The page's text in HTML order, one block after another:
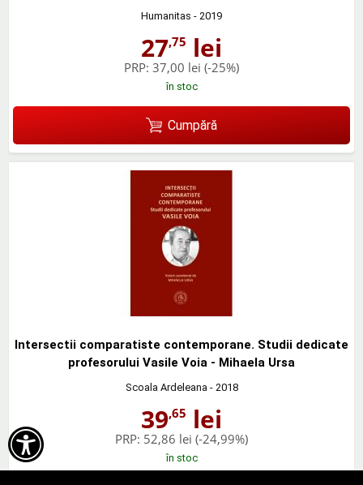

Humanitas - 2019
27,75 lei
PRP: 37,00 lei (-25%)
în stoc
Cumpără
Intersectii comparatiste contemporane. Studii dedicate
profesorului Vasile Voia - Mihaela Ursa
Scoala Ardeleana- 2018
39,65 lei
PRP: 52,86 lei (-24,99%)
în stoc